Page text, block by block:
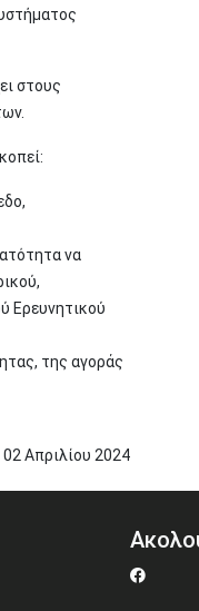
στους
να
Ερευνητικού
της αγοράς
02 Απριλίου 2024